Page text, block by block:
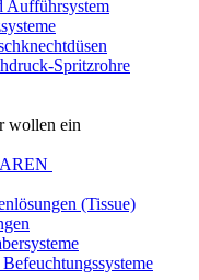
Aufführsystem
Spritzrohre
wollen ein
(Tissue)